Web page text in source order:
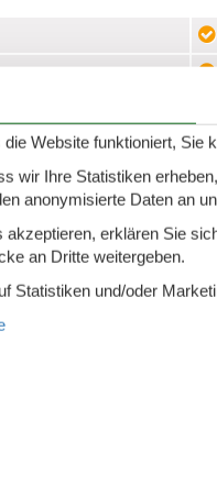
200 m
99 L
Website funktioniert, Sie
wir Ihre Statistiken
anonymisierte Daten an
akzeptieren, erklären Sie
an Dritte weitergeben.
Statistiken und/oder